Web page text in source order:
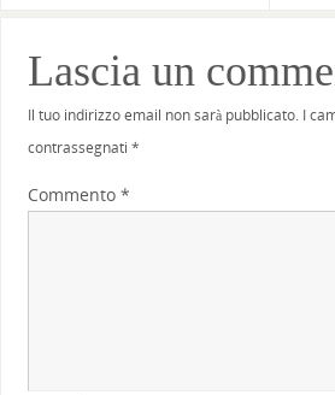
Lascia un
Il tuo indirizzo email non sarà pubblicato. I
contrassegnati *
Commento *